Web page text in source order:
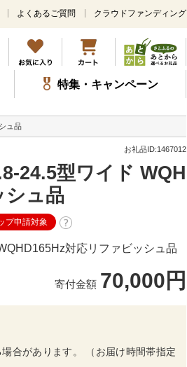
メ
ン
コ
ン
テ
ツ
ッ
よくあるご質問 クラウドファンディング
特集・キャンペーン
ュ品
お礼品ID:1467012
24.5型ワイド WQH
シュ品
プ申請対象
対応リファビッシュ品
寄付金額 70,000円
合があります。 （お届け時間帯指定